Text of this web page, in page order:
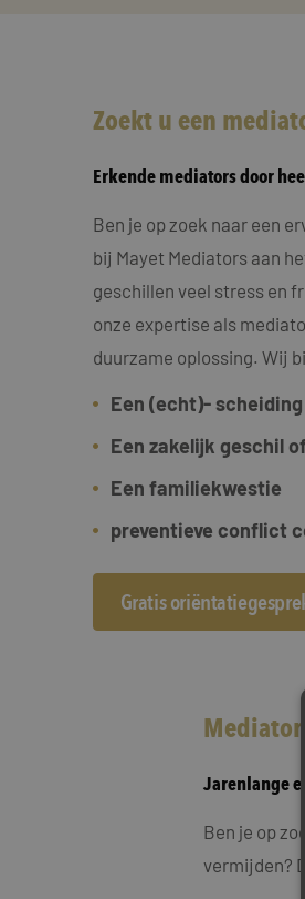
Zoekt u een
Erkende mediators door
Ben je op zoek naar een
bij Mayet Mediators aan
geschillen veel stress en
onze expertise als
duurzame oplossing. Wij
Een (echt)- scheiding
Een zakelijk geschil
Een familiekwestie
preventieve conflict
Gratis
Jarenlange
Ben je op
vermijden?